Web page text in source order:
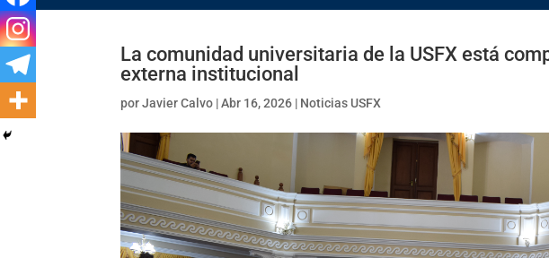
La comunidad universitaria de la USFX está
externa institucional
porJavier Calvo |Abr 16, 2026 | Noticias USFX